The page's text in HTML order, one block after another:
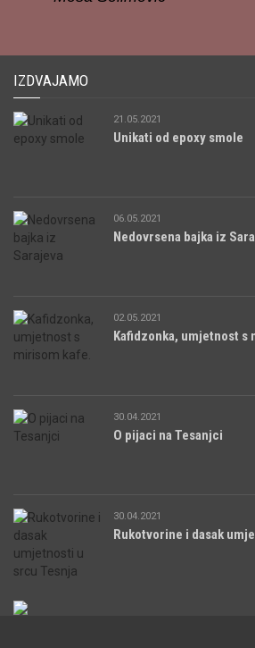
IZDVAJAMO
21.05.2021
Unikati od epoxy smole
06.05.2021
Nedovrsena bajka iz
02.05.2021
Kafidzonka, umjetnost s
30.04.2021
O pijaci na Tesanjci
30.04.2021
Rukotvorine i dasak